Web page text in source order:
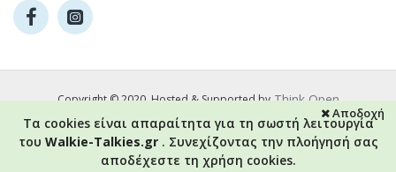
Copyright © 2020, Hosted & Supported byThink Open
Αποδοχή
Τα cookies είναι απαραίτητα για τη σωστή λειτουργία
του Walkie-Talkies.gr . Συνεχίζοντας την πλοήγησή σας
αποδέχεστε τη χρήση cookies.